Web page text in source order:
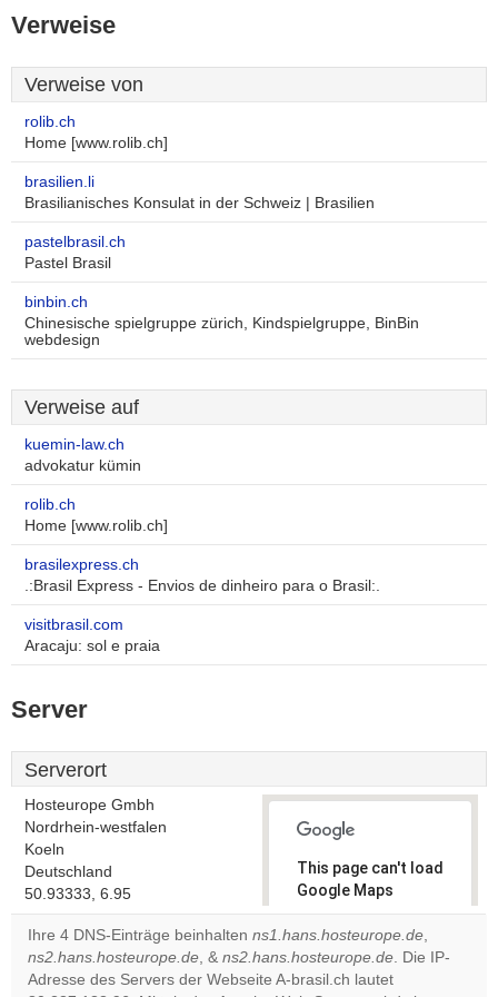
Verweise
Verweise von
rolib.ch
Home [www.rolib.ch]
brasilien.li
Brasilianisches Konsulat in der Schweiz | Brasilien
pastelbrasil.ch
Pastel Brasil
binbin.ch
Chinesische spielgruppe zürich, Kindspielgruppe, BinBin
webdesign
Verweise auf
kuemin-law.ch
advokatur kümin
rolib.ch
Home [www.rolib.ch]
brasilexpress.ch
.:Brasil Express - Envios de dinheiro para o Brasil:.
visitbrasil.com
Aracaju: sol e praia
Server
Serverort
Hosteurope Gmbh
Nordrhein-westfalen
Koeln
Deutschland
50.93333, 6.95
This page can't load
Google Maps
correctly.
Do you
own this
Ihre 4 DNS-Einträge beinhalten ns1.hans.hosteurope.de,
ns2.hans.hosteurope.de, & ns2.hans.hosteurope.de. Die IP-
Adresse des Servers der Webseite A-brasil.ch lautet